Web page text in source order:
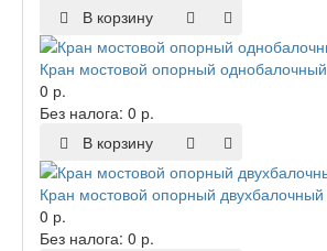
В корзину
Кран мостовой опорный однобалочный
0 р.
Без налога: 0 р.
В корзину
Кран мостовой опорный двухбалочный
0 р.
Без налога: 0 р.